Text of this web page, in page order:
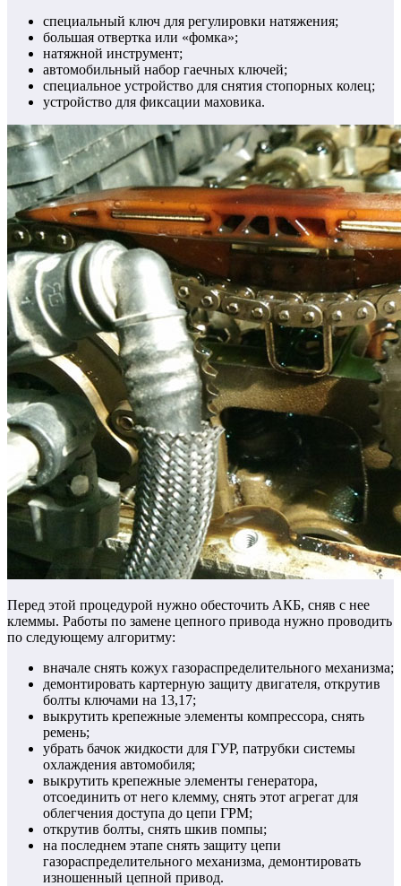
специальный ключ для регулировки натяжения;
большая отвертка или «фомка»;
натяжной инструмент;
автомобильный набор гаечных ключей;
специальное устройство для снятия стопорных колец;
устройство для фиксации маховика.
Перед этой процедурой нужно обесточить АКБ, сняв с нее
клеммы. Работы по замене цепного привода нужно проводить
по следующему алгоритму:
вначале снять кожух газораспределительного механизма;
демонтировать картерную защиту двигателя, открутив
болты ключами на 13,17;
выкрутить крепежные элементы компрессора, снять
ремень;
убрать бачок жидкости для ГУР, патрубки системы
охлаждения автомобиля;
выкрутить крепежные элементы генератора,
отсоединить от него клемму, снять этот агрегат для
облегчения доступа до цепи ГРМ;
открутив болты, снять шкив помпы;
на последнем этапе снять защиту цепи
газораспределительного механизма, демонтировать
изношенный цепной привод.